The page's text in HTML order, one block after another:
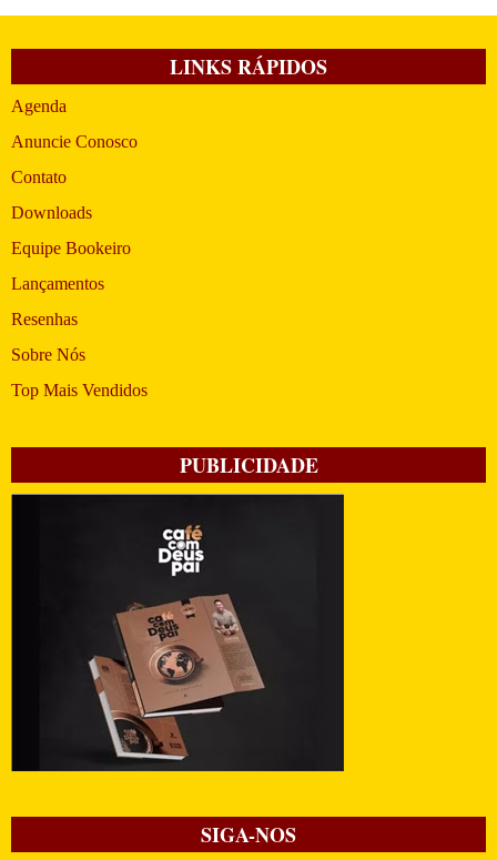
LINKS RÁPIDOS
Agenda
Anuncie Conosco
Contato
Downloads
Equipe Bookeiro
Lançamentos
Resenhas
Sobre Nós
Top Mais Vendidos
PUBLICIDADE
SIGA-NOS